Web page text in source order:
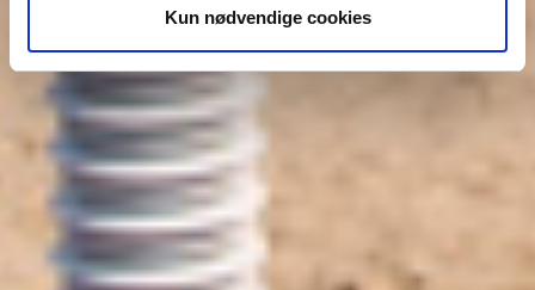
Kun nødvendige cookies